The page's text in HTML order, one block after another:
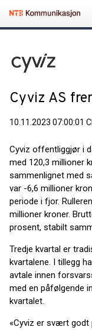
Cyviz AS
10.11.2023 07:00:01
Cyviz offentliggjør i
med 120,3 millioner
sammenlignet med
var -6,6 millioner
periode i fjor.
millioner kroner.
prosent, stabilt
Tredje kvartal er
kvartalene. I tillegg
avtale innen
med en påfølgende
kvartalet.
«Cyviz er svært